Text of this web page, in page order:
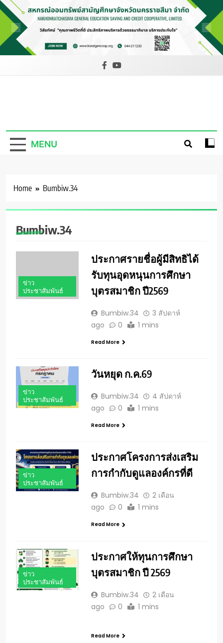
Skip
to
content
ทรัพย์สามัญ
ศึกษาจังหวัด
MENU
Home Bumbiw.34
Bumbiw.34
ข่าว
ประชาสัมพันธ์
ประกาศรายชื่อผู้มีสิทธิได้
รับทุนอุดหนุนการศึกษา
บุตรสมาชิก ปี2569
Bumbiw.34
3 สัปดาห์
ago
0 1 mins
Read More
ข่าว
ประชาสัมพันธ์
วันหยุด ก.ค.69
Bumbiw.34
4 สัปดาห์
ago
0 1 mins
Read More
ข่าว
ประชาสัมพันธ์
ประกาศโครงการส่งเสริม
การกำกับดูแลองค์กรที่ดี
Bumbiw.34
2 เดือน
ago
0 1 mins
Read More
ข่าว
ประชาสัมพันธ์
ประกาศให้ทุนการศึกษา
บุตรสมาชิก ปี 2569
Bumbiw.34
2 เดือน
ago
0 1 mins
Read More